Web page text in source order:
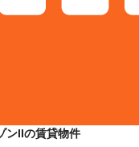
ンIIの賃貸物件